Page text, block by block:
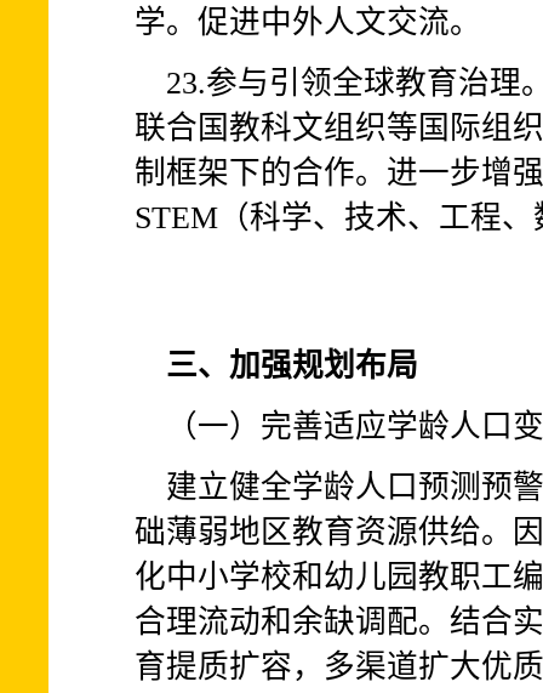
学。促进中外人文交流。
23.参与引领全球教育治理
联合国教科文组织等国际组
制框架下的合作。进一步增
STEM（科学、技术、工程
三、加强规划布局
（一）完善适应学龄人口
建立健全学龄人口预测预
础薄弱地区教育资源供给。
化中小学校和幼儿园教职工
合理流动和余缺调配。结合
育提质扩容，多渠道扩大优